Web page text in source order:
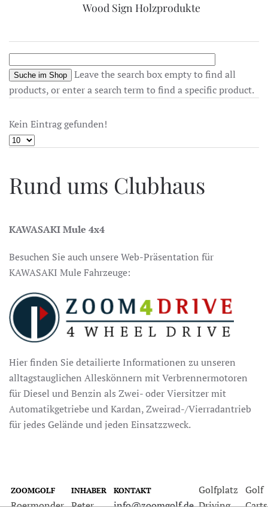
Wood Sign Holzprodukte
Leave the search box empty to find all
products, or enter a search term to find a specific product.
Kein Eintrag gefunden!
Rund ums Clubhaus
KAWASAKI Mule 4x4
Besuchen Sie auch unsere Web-Präsentation für
KAWASAKI Mule Fahrzeuge:
Hier finden Sie detailierte Informationen zu unseren
alltagstauglichen Alleskönnern mit Verbrennermotoren
für Diesel und Benzin als Zwei- oder Viersitzer mit
Automatikgetriebe und Kardan, Zweirad-/Vierradantrieb
für jedes Gelände und jeden Einsatzzweck.
ZOOMGOLF INHABER KONTAKT
Golfplatz Golf